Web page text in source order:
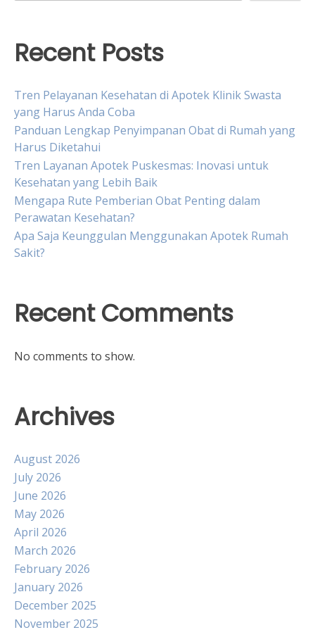
Recent Posts
Tren Pelayanan Kesehatan di Apotek Klinik Swasta
yang Harus Anda Coba
Panduan Lengkap Penyimpanan Obat di Rumah yang
Harus Diketahui
Tren Layanan Apotek Puskesmas: Inovasi untuk
Kesehatan yang Lebih Baik
Mengapa Rute Pemberian Obat Penting dalam
Perawatan Kesehatan?
Apa Saja Keunggulan Menggunakan Apotek Rumah
Sakit?
Recent Comments
No comments to show.
Archives
August 2026
July 2026
June 2026
May 2026
April 2026
March 2026
February 2026
January 2026
December 2025
November 2025